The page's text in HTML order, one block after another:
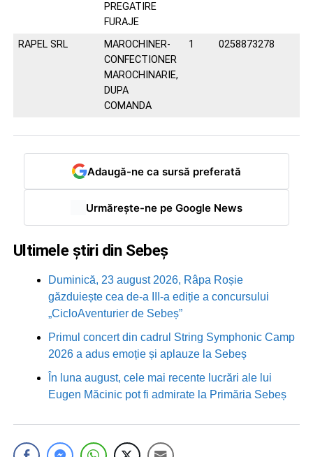
PREGATIRE
FURAJE
RAPEL SRL
MAROCHINER-
CONFECTIONER
MAROCHINARIE,
DUPA
COMANDA
1 0258873278
Adaugă-ne ca sursă preferată
Urmărește-ne pe Google News
Ultimele știri din Sebeș
Duminică, 23 august 2026, Râpa Roșie
găzduiește cea de-a III-a ediție a concursului
„CicloAventurier de Sebeș”
Primul concert din cadrul String Symphonic Camp
2026 a adus emoție și aplauze la Sebeș
În luna august, cele mai recente lucrări ale lui
Eugen Măcinic pot fi admirate la Primăria Sebeș